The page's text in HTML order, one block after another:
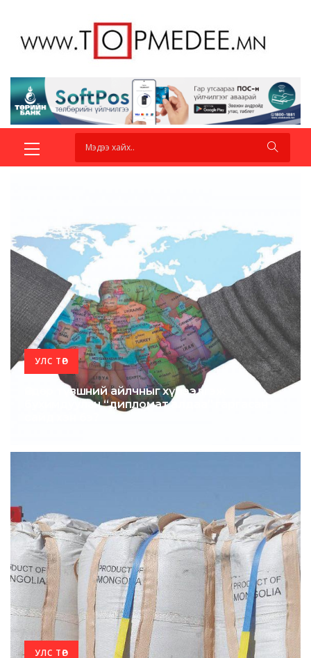
УЛС ТӨР
Өндөр түвшний айлчныг хүлээлгэж
бухимдуулан “дипломат алдаа” гаргасан
УЛС ТӨР